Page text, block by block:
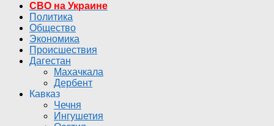
СВО на Украине
Политика
Общество
Экономика
Происшествия
Дагестан
Махачкала
Дербент
Кавказ
Чечня
Ингушетия